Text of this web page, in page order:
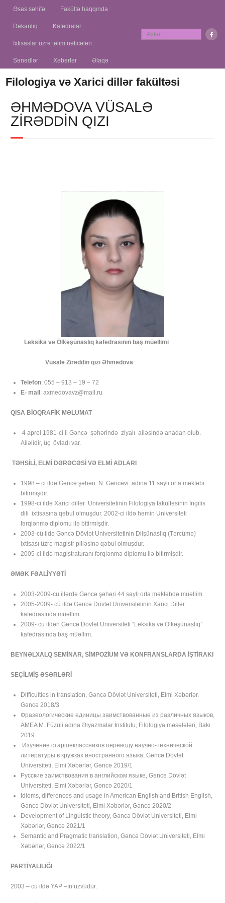
Əsas səhifə Fakültə haqqında
Dekanlıq Kafedralar
İxtisaslar üzrə təlim nəticələri
Sənədlər Xəbərlər Əlaqə
Filologiya və Xarici dillər fakültəsi
ƏHMƏDOVA VÜSALƏ
ZIRƏDDIN QIZI
Leksika və Ölkəşünaslıq kafedrasının baş müəllimi
Vüsalə Zirəddin qızı Əhmədova
Telefon: 055 – 913 – 19 – 72
E- mail : axmedovavz@mail.ru
QISA BİOQRAFİK MƏLUMAT
4 aprel 1981-ci il Gəncə şəhərində ziyalı ailəsində anadan olub.
Ailəlidir, üç övladı var.
TƏHSİLİ, ELMİ DƏRƏCƏSİ VƏ ELMİ ADLARI
1998 – ci ildə Gəncə şəhəri N. Gəncəvi adına 11 saylı orta məktəbi
bitirmişdir.
1998-ci ildə Xarici dillər Universitetinin Filologiya fakültəsinin İngilis
dili ixtisasına qəbul olmuşdur. 2002-ci ildə həmin Universiteti
fərqlənmə diplomu ilə bitirmişdir.
2003-cü ildə Gəncə Dövlət Universitetinin Dilşünaslıq (Tərcümə)
ixtisası üzrə magistr pilləsinə qəbul olmuşdur.
2005-ci ildə magistraturanı fərqlənmə diplomu ilə bitirmişdir.
ƏMƏK FƏALİYYƏTİ
2003-2009-cu illərdə Gəncə şəhəri 44 saylı orta məktəbdə müəllim.
2005-2009- cü ildə Gəncə Dövlət Universitetinin Xarici Dillər
kafedrasında müəllim.
2009- cu ildən Gəncə Dövlət Universiteti “Leksika və Ölkəşünaslıq”
kafedrasında baş müəllim.
BEYNƏLXALQ SEMİNAR, SİMPOZİUM VƏ KONFRANSLARDA İŞTİRAKI
SEÇİLMİŞ ƏSƏRLƏRİ
Difficulties in translation, Gəncə Dövlət Universiteti, Elmi Xəbərlər.
Gəncə 2018/3
Фразеологические единицы заимствованные из различных языков,
AMEA M. Füzuli adına Əlyazmalar İnstitutu, Filologiya məsələləri, Bakı
2019
Изучение старшеклассников переводу научно-технической
литературы в кружках иностранного языка, Gəncə Dövlət
Universiteti, Elmi Xəbərlər, Gəncə 2019/1
Русские заимствования в английском языке, Gəncə Dövlət
Universiteti, Elmi Xəbərlər, Gəncə 2020/1
Idioms, differences and usage in American English and British English,
Gəncə Dövlət Universiteti, Elmi Xəbərlər, Gəncə 2020/2
Development of Linguistic theory, Gəncə Dövlət Universiteti, Elmi
Xəbərlər, Gəncə 2021/1
Semantic and Pragmatic translation, Gəncə Dövlət Universiteti, Elmi
Xəbərlər, Gəncə 2022/1
PARTİYALILIĞI
2003 – cü ildə YAP –ın üzvüdür.